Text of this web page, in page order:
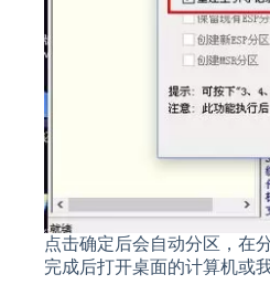
点击确定后会自动分区，在
完成后打开桌面的计算机或